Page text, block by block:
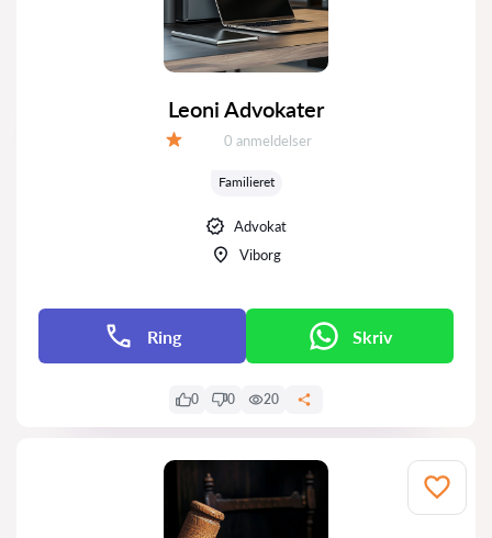
Leoni Advokater
Anmeldelser:
0 anmeldelser
Familieret
Advokat
Viborg
Ring Skriv
0 0 20